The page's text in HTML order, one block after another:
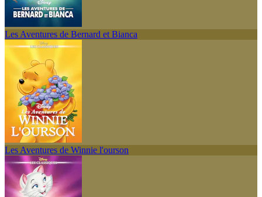
Les Aventures de Bernard et Bianca
Les Aventures de Winnie l'ourson